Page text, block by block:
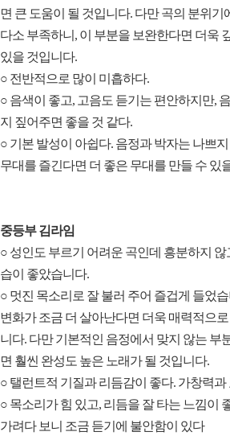
면 큰 도움이 될 것입니다. 다만 곡의 분위기
다소 부족하니, 이 부분을 보완한다면 더욱
있을 것입니다.
○ 전반적으로 많이 미흡하다.
○ 음색이 좋고, 고음도 듣기는 편안하지만,
지 짚어주면 좋을 것 같다.
○ 기본 발성이 아쉽다. 음정과 박자는 나쁘
무대를 즐긴다면 더 좋은 무대를 만들 수 있
중등부 김라임
○ 성인도 부르기 어려운 곡인데 흥분하지
습이 좋았습니다.
○ 멋진 목소리로 잘 불러 주어 즐겁게 들었
변화가 조금 더 살아난다면 더욱 매력적으
니다. 다만 기본적인 음정에서 맞지 않는 부
면 훨씬 완성도 높은 노래가 될 것입니다.
○ 탤런트적 기질과 리듬감이 좋다. 가창력
○ 목소리가 힘 있고, 리듬을 잘 타는 느낌이
가려다 보니 조금 듣기에 불안함이 있다